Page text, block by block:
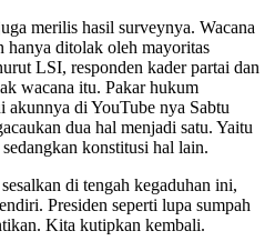
merilis hasil surveynya. Wacana
hanya ditolak oleh mayoritas
LSI, responden kader partai dan
wacana itu. Pakar hukum
akunnya di YouTube nya Sabtu
dua hal menjadi satu. Yaitu
konstitusi hal lain.
di tengah kegaduhan ini,
Presiden seperti lupa sumpah
Kita kutipkan kembali.